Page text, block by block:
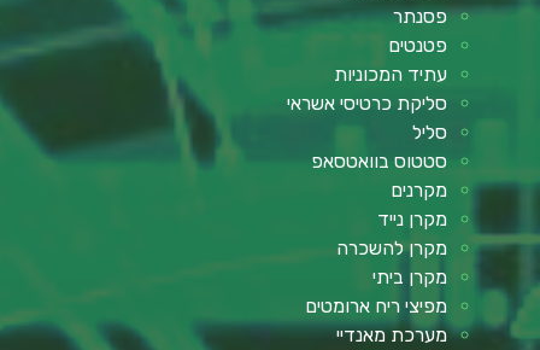
פסנתר
פטנטים
עתיד המכוניות
סליקת כרטיסי אשראי
סליל
סטטוס בוואטסאפ
מקרנים
מקרן נייד
מקרן להשכרה
מקרן ביתי
מפיצי ריח ארומטים
מערכת מאנדיי